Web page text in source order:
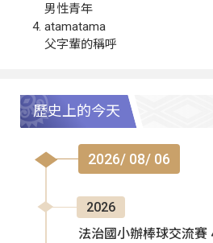
男性青年
atamatama
父字輩的稱呼
歷史上的今天
2026/ 08/ 06
2026
法治國小辦棒球交流賽